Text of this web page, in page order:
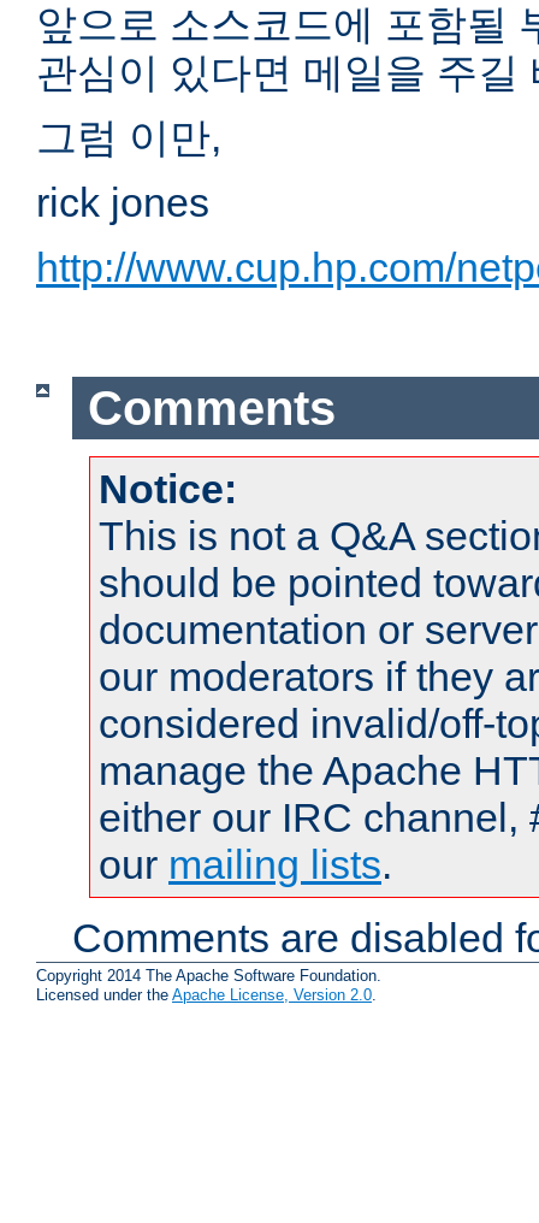
앞으로 소스코드에 포함될
관심이 있다면 메일을 주길
그럼 이만,
rick jones
http://www.cup.hp.com/
Comments
Notice:
This is not a Q&A
should be pointed
documentation or
our moderators if they
considered invalid/off-
manage the Apache
either our IRC channel,
our mailing lists.
Comments are disabled
Copyright 2014 The Apache Software Foundation.
Licensed under the Apache License, Version 2.0.